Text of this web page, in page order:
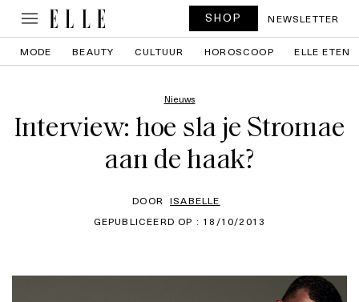
SHOP NEWSLETTER
MODE BEAUTY CULTUUR HOROSCOOP ELLE ETEN
Nieuws
Interview: hoe sla je Stromae
aan de haak?
DOOR ISABELLE
GEPUBLICEERD OP : 18/10/2013